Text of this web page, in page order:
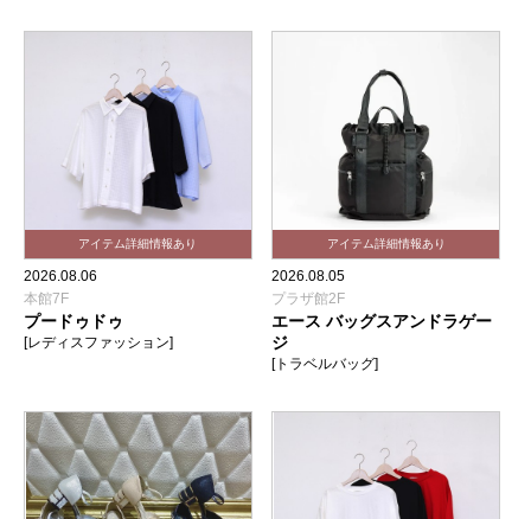
2026.08.06
本館7F
プードゥドゥ
[レディスファッション]
2026.08.05
プラザ館2F
エース バッグスアンドラゲー
ジ
[トラベルバッグ]